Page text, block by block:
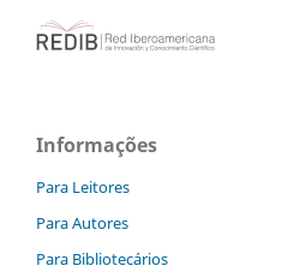
Informações
Para Leitores
Para Autores
Para Bibliotecários